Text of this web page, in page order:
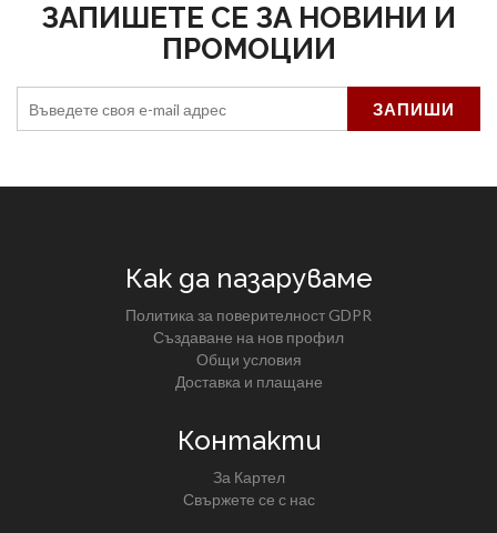
ЗАПИШЕТЕ СЕ ЗА НОВИНИ И
ПРОМОЦИИ
Как да пазаруваме
Политика за поверителност GDPR
Създаване на нов профил
Общи условия
Доставка и плащане
Контакти
За Картел
Свържете се с нас